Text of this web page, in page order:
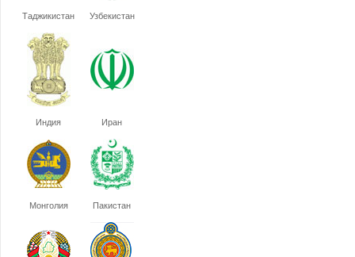
Таджикистан Узбекистан
Индия Иран
Монголия Пакистан